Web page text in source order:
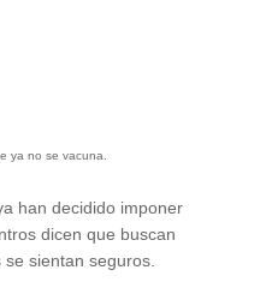
ya no se vacuna.
han decidido imponer
dicen que buscan
sientan seguros.